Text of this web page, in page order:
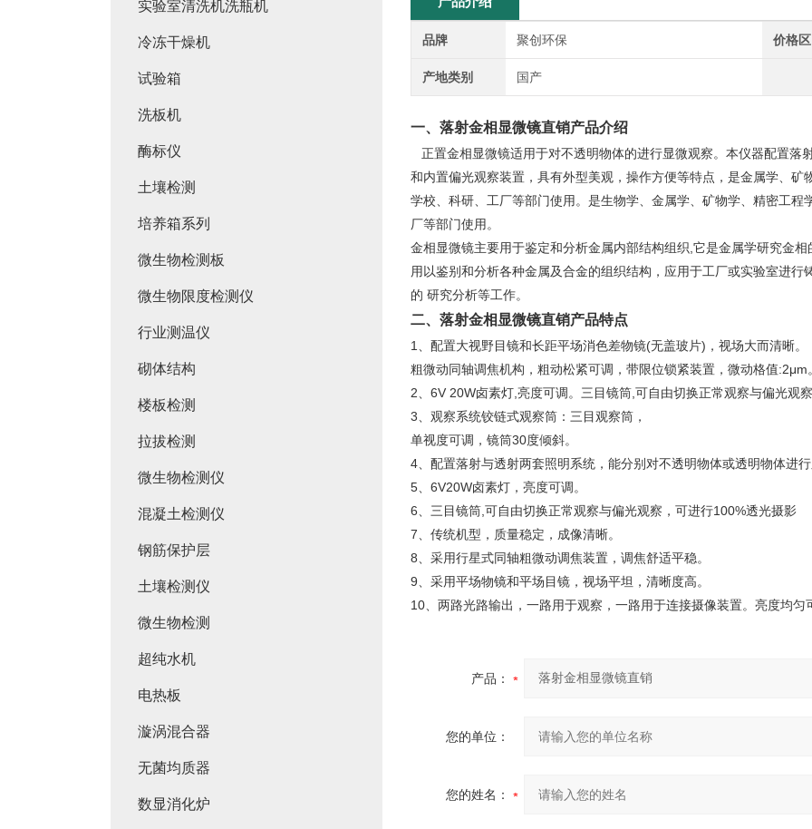
品牌 聚创环保 价格
产地类别 国产
一、 落射金相显微镜直销产品介绍
正置金相显微镜适用于对不透明物体的进行显微观察。本仪器配置落
和内置偏光观察装置，具有外型美观，操作方便等特点，是金属学、
学校、科研、工厂等部门使用。是生物学、金属学、矿物学、精密工
厂等部门使用。
金相显微镜主要用于鉴定和分析金属内部结构组织,它是金属学研究金
用以鉴别和分析各种金属及合金的组织结构，应用于工厂或实验室进
的 研究分析等工作。
二、 落射金相显微镜直销产品特点
1、配置大视野目镜和长距平场消色差物镜(无盖玻片)，视场大而清晰。
粗微动同轴调焦机构，粗动松紧可调，带限位锁紧装置，微动格值:2μm
2、6V 20W卤素灯,亮度可调。三目镜筒,可自由切换正常观察与偏光观
3、观察系统铰链式观察筒：三目观察筒，
单视度可调，镜筒30度倾斜。
4、配置落射与透射两套照明系统，能分别对不透明物体或透明物体进
5、6V20W卤素灯，亮度可调。
6、三目镜筒,可自由切换正常观察与偏光观察，可进行100%透光摄影
7、传统机型，质量稳定，成像清晰。
8、采用行星式同轴粗微动调焦装置，调焦舒适平稳。
9、采用平场物镜和平场目镜，视场平坦，清晰度高。
10、两路光路输出，一路用于观察，一路用于连接摄像装置。亮度均匀
产品：
您的单位：
您的姓名：
实验室清洗机洗瓶机
冷冻干燥机
试验箱
洗板机
酶标仪
土壤检测
培养箱系列
微生物检测板
微生物限度检测仪
行业测温仪
砌体结构
楼板检测
拉拔检测
微生物检测仪
混凝土检测仪
钢筋保护层
土壤检测仪
微生物检测
超纯水机
电热板
漩涡混合器
无菌均质器
数显消化炉